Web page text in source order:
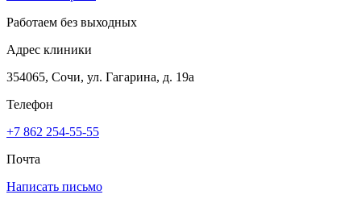
Работаем без выходных
Адрес клиники
354065, Сочи, ул. Гагарина, д. 19а
Телефон
+7 862 254-55-55
Почта
Написать письмо